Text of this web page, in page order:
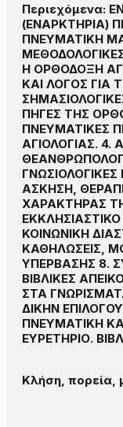
Περιεχόμενα:
(ΕΝΑΡΚΤΗΡΙΑ)
ΠΝΕΥΜΑΤΙΚΗ
ΜΕΘΟΔΟΛΟΓΙΚΕΣ
Η ΟΡΘΟΔΟΞΗ
ΚΑΙ ΛΟΓΟΣ ΓΙΑ
ΠΗΓΕΣ ΤΗΣ
ΠΝΕΥΜΑΤΙΚΕΣ
ΑΓΙΟΛΟΓΙΑΣ. 4.
ΑΣΚΗΣΗ,
ΧΑΡΑΚΤΗΡΑΣ
ΚΟΙΝΩΝΙΚΗ
ΚΑΘΗΛΩΣΕΙΣ,
ΥΠΕΡΒΑΣΗΣ 8.
ΒΙΒΛΙΚΕΣ
ΣΤΑ
ΔΙΚΗΝ
ΠΝΕΥΜΑΤΙΚΗ
ΕΥΡΕΤΗΡΙΟ.
Κλήση, πορεία,